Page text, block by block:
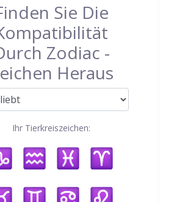
Sie Die
Zodiac -
Heraus
Ihr Tierkreiszeichen: